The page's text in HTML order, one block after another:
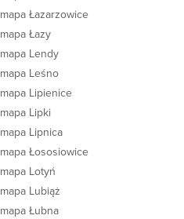
mapa Łazarzowice
mapa Łazy
mapa Lendy
mapa Leśno
mapa Lipienice
mapa Lipki
mapa Lipnica
mapa Łososiowice
mapa Lotyń
mapa Lubiąż
mapa Łubna